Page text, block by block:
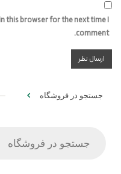
this browser for the next time I
comment.
جستجو در فروشگاه